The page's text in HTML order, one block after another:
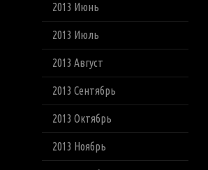
2013 Июнь
2013 Июль
2013 Август
2013 Сентябрь
2013 Октябрь
2013 Ноябрь